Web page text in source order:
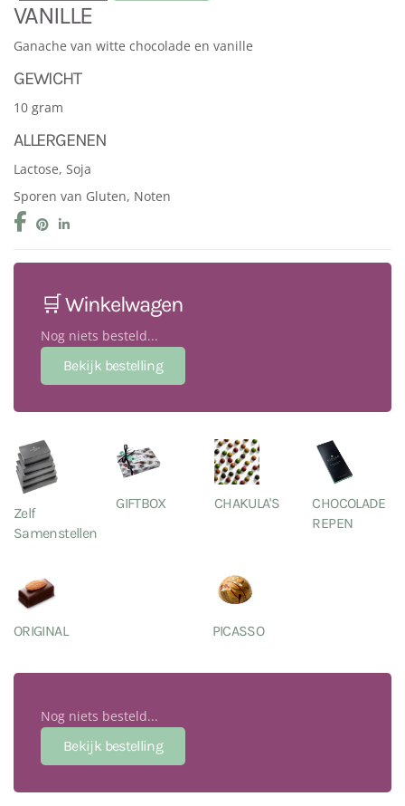
VANILLE
Ganache van witte chocolade en vanille
GEWICHT
10 gram
ALLERGENEN
Lactose, Soja
Sporen van Gluten, Noten
🛒 Winkelwagen
Nog niets besteld...
Zelf
Samenstellen
GIFTBOX CHAKULA'S
CHOCOLADE
REPEN
ORIGINAL PICASSO
Nog niets besteld...